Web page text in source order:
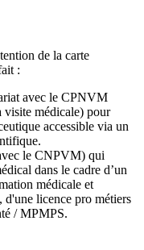
de la carte
:
avec le CPNVM
visite médicale) pour
accessible via un
le CNPVM) qui
dans le cadre d’un
médicale et
d'une licence pro métiers
/ MPMPS.